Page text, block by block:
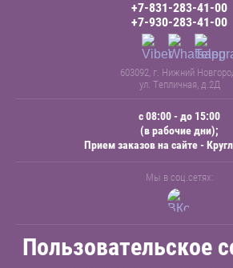
с 08:00 - до 15:00
(в рабочие дни);
Прием заказов на сайте -
+7-831-283-41-00
+7-930-283-41-00
603092, г. Нижний
ул. Тепличная, д.2Д
Мы в соц.сетях:
Пользовательское